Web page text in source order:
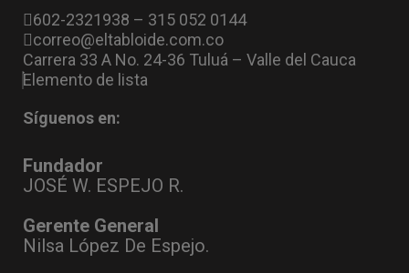
602-2321938 – 315 052 0144
correo@eltabloide.com.co
Carrera 33 A No. 24-36 Tuluá – Valle del Cauca
Elemento de lista
Síguenos en:
Fundador
JOSÉ W. ESPEJO R.
Gerente General
Nilsa López De Espejo.